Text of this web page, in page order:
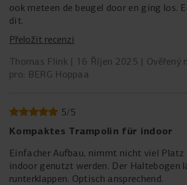
ook meteen de beugel door en ging los.
dit.
Přeložit recenzi
Thomas Flink
16 Říjen 2025 Ověřený
pro: BERG Hoppaa
5/5
Kompaktes Trampolin für indoor
Einfacher Aufbau, nimmt nicht viel Platz
indoor genutzt werden. Der Haltebogen
runterklappen. Optisch ansprechend.